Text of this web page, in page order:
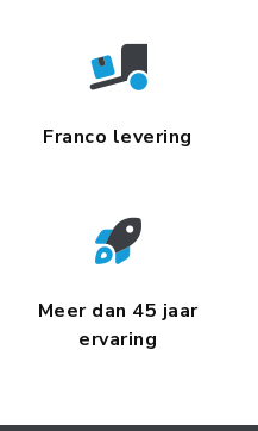
Franco levering
Meer dan 45 jaar
ervaring